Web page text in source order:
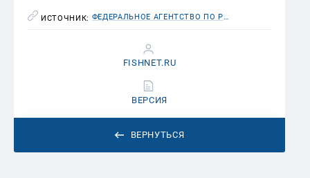
ИСТОЧНИК: ФЕДЕРАЛЬНОЕ АГЕНТСТВО ПО РЫБОЛОВСТВУ (РОСРЫБОЛОВСТВО)
ВЕРНУТЬСЯ
FISHNET.RU
ВЕРСИЯ